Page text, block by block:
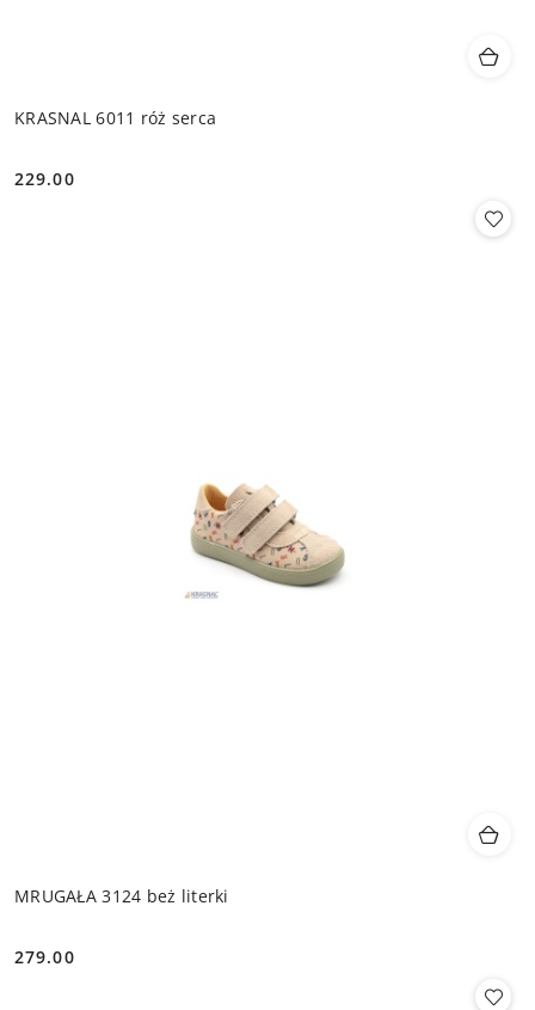
KRASNAL 6011 róż serca
Cena:
229.00
MRUGAŁA 3124 beż literki
Cena:
279.00